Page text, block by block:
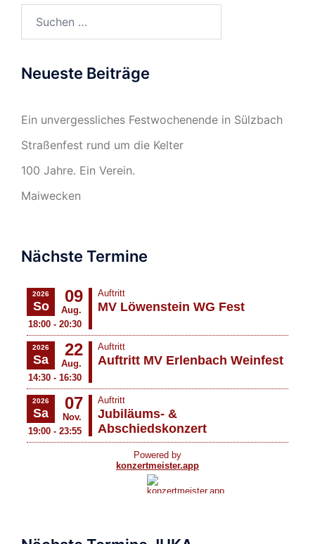
Neueste Beiträge
Ein unvergessliches Festwochenende in Sülzbach
Straßenfest rund um die Kelter
100 Jahre. Ein Verein.
Maiwecken
Nächste Termine